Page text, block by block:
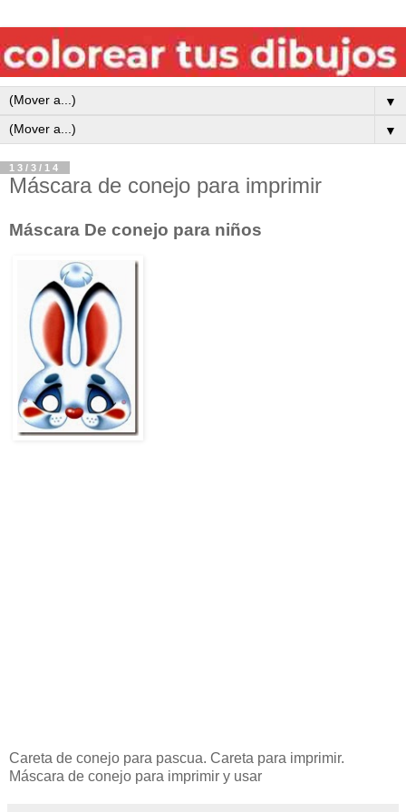
▼
▼
13/3/14
Máscara de conejo para imprimir
Máscara De conejo para niños
Careta de conejo para pascua. Careta para imprimir.
Máscara de conejo para imprimir y usar